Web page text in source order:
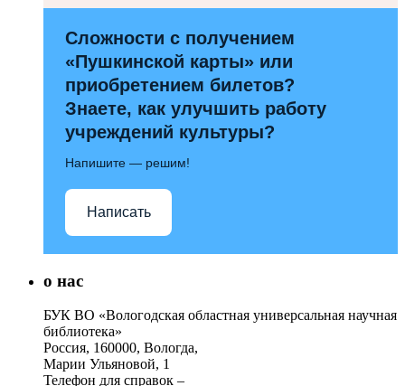
Сложности с получением
«Пушкинской карты» или
приобретением билетов?
Знаете, как улучшить работу
учреждений культуры?
Напишите — решим!
Написать
о нас
БУК ВО «Вологодская областная универсальная научная
библиотека»
Россия, 160000, Вологда,
Марии Ульяновой, 1
Телефон для справок –